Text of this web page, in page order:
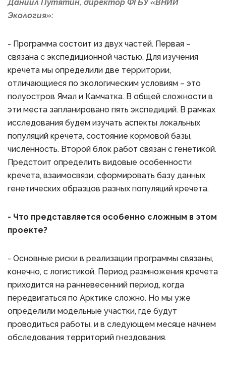
Даниил Путятин, директор ФГБУ «ВНИИ
Экология»:
- Программа состоит из двух частей. Первая –
связана с экспедиционной частью. Для изучения
кречета мы определили две территории,
отличающиеся по экологическим условиям – это
полуостров Ямал и Камчатка. В общей сложности в
эти места запланировано пять экспедиций. В рамках
исследования будем изучать аспекты локальных
популяций кречета, состояние кормовой базы,
численность. Второй блок работ связан с генетикой.
Предстоит определить видовые особенности
кречета, взаимосвязи, сформировать базу данных
генетических образцов разных популяций кречета.
- Что представляется особенно сложным в этом
проекте?
- Основные риски в реализации программы связаны,
конечно, с логистикой. Период размножения кречета
приходится на ранневесенний период, когда
передвигаться по Арктике сложно. Но мы уже
определили модельные участки, где будут
проводиться работы, и в следующем месяце начнем
обследования территорий гнездования.